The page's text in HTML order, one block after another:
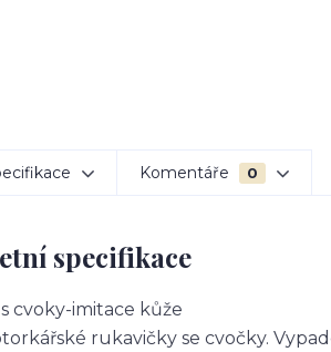
Komentáře 0
specifikace
cvoky-imitace kůže
rukavičky se cvočky.